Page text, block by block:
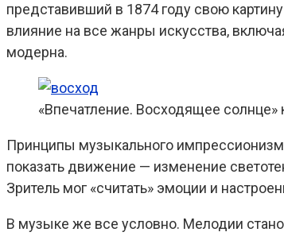
представивший в 1874 году свою
влияние на все жанры искусства,
модерна.
«Впечатление. Восходящее солнце»
Принципы музыкального
показать движение — изменение
Зритель мог «считать» эмоции и
В музыке же все условно. Мелодии